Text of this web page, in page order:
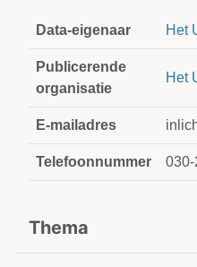
Data-eigenaar Het
Publicerende
organisatie
Het
E-mailadres
Telefoonnummer 030-
Thema